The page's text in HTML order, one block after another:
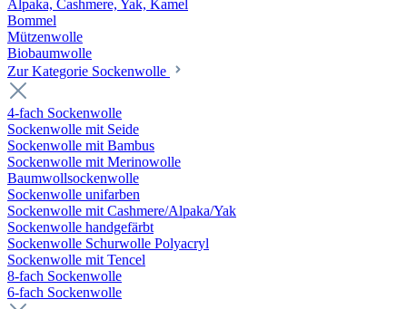
Alpaka, Cashmere, Yak, Kamel
Bommel
Mützenwolle
Biobaumwolle
Zur Kategorie Sockenwolle
4-fach Sockenwolle
Sockenwolle mit Seide
Sockenwolle mit Bambus
Sockenwolle mit Merinowolle
Baumwollsockenwolle
Sockenwolle unifarben
Sockenwolle mit Cashmere/Alpaka/Yak
Sockenwolle handgefärbt
Sockenwolle Schurwolle Polyacryl
Sockenwolle mit Tencel
8-fach Sockenwolle
6-fach Sockenwolle